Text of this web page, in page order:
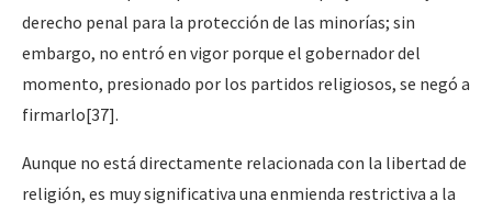
derecho penal para la protección de las minorías; sin
embargo, no entró en vigor porque el gobernador del
momento, presionado por los partidos religiosos, se negó a
firmarlo[37].
Aunque no está directamente relacionada con la libertad de
religión, es muy significativa una enmienda restrictiva a la